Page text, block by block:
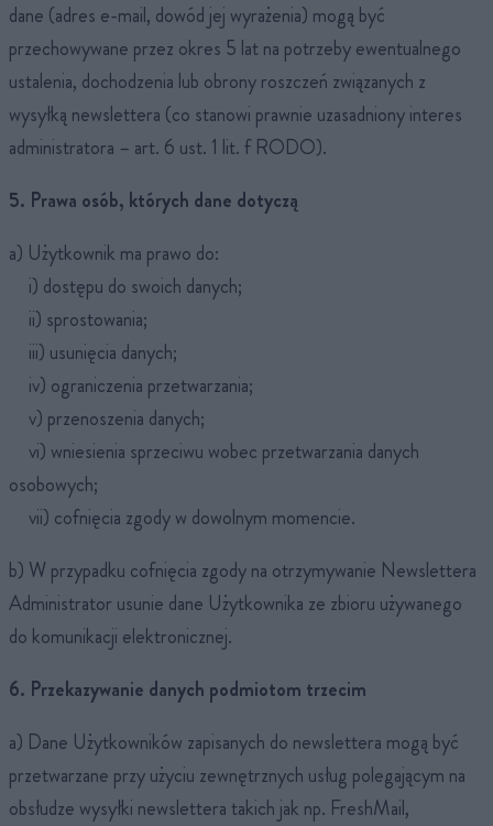
dane (adres e-mail, dowód jej wyrażenia) mogą być
przechowywane przez okres 5 lat na potrzeby ewentualnego
ustalenia, dochodzenia lub obrony roszczeń związanych z
wysyłką newslettera (co stanowi prawnie uzasadniony interes
administratora – art. 6 ust. 1 lit. f RODO).
5. Prawa osób, których dane dotyczą
a) Użytkownik ma prawo do:
i) dostępu do swoich danych;
ii) sprostowania;
iii) usunięcia danych;
iv) ograniczenia przetwarzania;
v) przenoszenia danych;
vi) wniesienia sprzeciwu wobec przetwarzania danych
osobowych;
vii) cofnięcia zgody w dowolnym momencie.
b) W przypadku cofnięcia zgody na otrzymywanie Newslettera
Administrator usunie dane Użytkownika ze zbioru używanego
do komunikacji elektronicznej.
6. Przekazywanie danych podmiotom trzecim
a) Dane Użytkowników zapisanych do newslettera mogą być
przetwarzane przy użyciu zewnętrznych usług polegającym na
obsłudze wysyłki newslettera takich jak np. FreshMail,